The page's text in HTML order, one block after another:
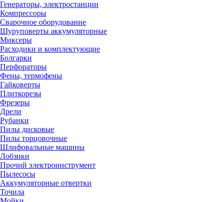
Генераторы, электростанции
Компрессоры
Сварочное оборудование
Шуруповерты аккумуляторные
Миксеры
Расходики и комплектующие
Болгарки
Перфораторы
Фены, термофены
Гайковерты
Плиткорезы
Фрезеры
Дрели
Рубанки
Пилы дисковые
Пилы торцовочные
Шлифовальные машины
Лобзики
Прочий электроинструмент
Пылесосы
Аккумуляторные отвертки
Точила